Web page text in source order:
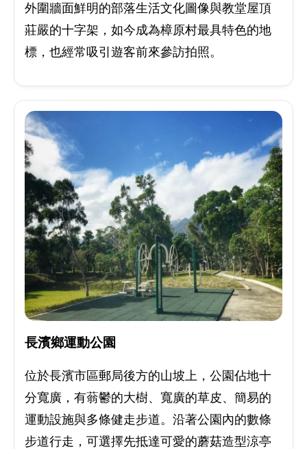
外圍牆面鮮明的部落生活文化圖像與教堂屋頂
莊嚴的十字架，如今成為樟原村最具特色的地
標，也經常吸引遊客前來參訪拍照。
長濱鄉運動公園
位於長濱市區郵局後方的山坡上，公園佔地十
分寬廣，有蓊鬱的大樹、寬廣的草皮、簡易的
運動設施與多條健走步道。沿著公園內的數條
步道行走，可選擇先抵達可愛的蘑菇造型涼亭